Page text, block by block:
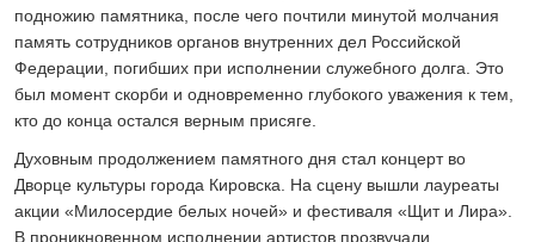
подножию памятника, после чего почтили минутой молчания
память сотрудников органов внутренних дел Российской
Федерации, погибших при исполнении служебного долга. Это
был момент скорби и одновременно глубокого уважения к тем,
кто до конца остался верным присяге.
Духовным продолжением памятного дня стал концерт во
Дворце культуры города Кировска. На сцену вышли лауреаты
акции «Милосердие белых ночей» и фестиваля «Щит и Лира».
В проникновенном исполнении артистов прозвучали